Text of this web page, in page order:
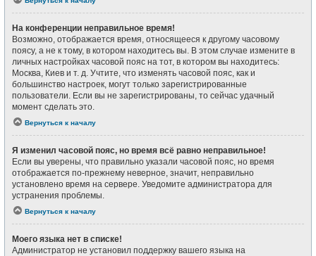
На конференции неправильное время!
Возможно, отображается время, относящееся к другому часовому
поясу, а не к тому, в котором находитесь вы. В этом случае измените в
личных настройках часовой пояс на тот, в котором вы находитесь:
Москва, Киев и т. д. Учтите, что изменять часовой пояс, как и
большинство настроек, могут только зарегистрированные
пользователи. Если вы не зарегистрированы, то сейчас удачный
момент сделать это.
Вернуться к началу
Я изменил часовой пояс, но время всё равно неправильное!
Если вы уверены, что правильно указали часовой пояс, но время
отображается по-прежнему неверное, значит, неправильно
установлено время на сервере. Уведомите администратора для
устранения проблемы.
Вернуться к началу
Моего языка нет в списке!
Администратор не установил поддержку вашего языка на